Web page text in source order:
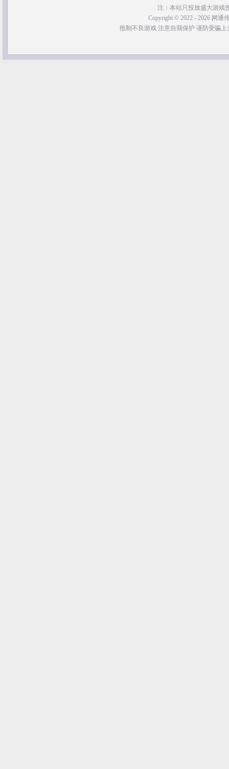
注：本站只投放盛大游戏
Copyright © 2022 - 2026 网通
抵制不良游戏 注意自我保护 谨防受骗